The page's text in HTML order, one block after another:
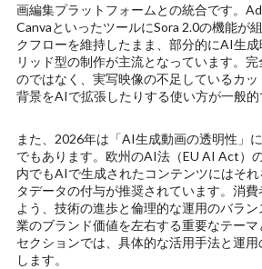
画編集プラットフォームとの統合です。
CanvaといったツールにSora 2.0の機能が
クフローを維持したまま、部分的にAI生
リッド型の制作が主流となっています。
のではなく、実写映像の不足しているカッ
背景をAIで拡張したりする使い方が一般的
また、2026年は「AI生成動画の透明性」
でもあります。欧州のAI法（EU AI Act）
内でもAIで生成されたコンテンツにはそ
タデータの付与が推奨されています。消
よう、技術の進歩と倫理的な運用のバラ
業のブランド価値を左右する重要なテー
セクションでは、具体的な活用手法と運
します。